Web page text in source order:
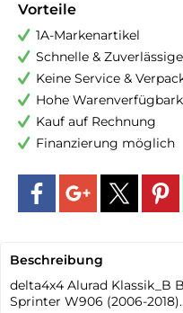
Vorteile
1A-Markenartikel
Schnelle &
Keine Service &
Hohe
Kauf auf Rechnung
Finanzierung möglich
Beschreibung
delta4x4 Alurad Klassik_B
Sprinter W906 (2006-